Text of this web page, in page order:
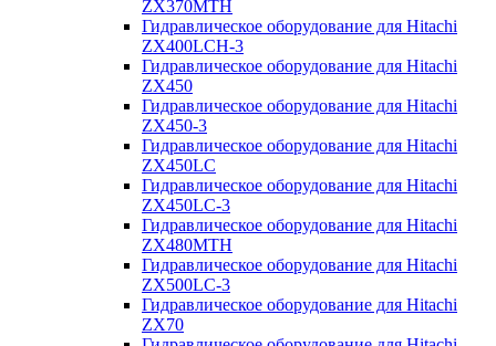
ZX370MTH
Гидравлическое оборудование для Hitachi
ZX400LCH-3
Гидравлическое оборудование для Hitachi
ZX450
Гидравлическое оборудование для Hitachi
ZX450-3
Гидравлическое оборудование для Hitachi
ZX450LC
Гидравлическое оборудование для Hitachi
ZX450LC-3
Гидравлическое оборудование для Hitachi
ZX480MTH
Гидравлическое оборудование для Hitachi
ZX500LC-3
Гидравлическое оборудование для Hitachi
ZX70